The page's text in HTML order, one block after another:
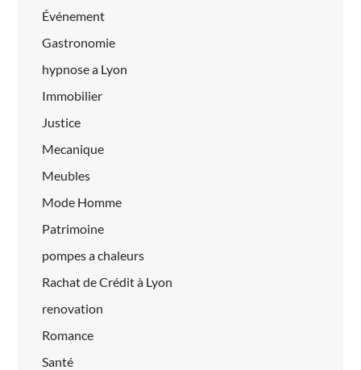
Événement
Gastronomie
hypnose a Lyon
Immobilier
Justice
Mecanique
Meubles
Mode Homme
Patrimoine
pompes a chaleurs
Rachat de Crédit à Lyon
renovation
Romance
Santé